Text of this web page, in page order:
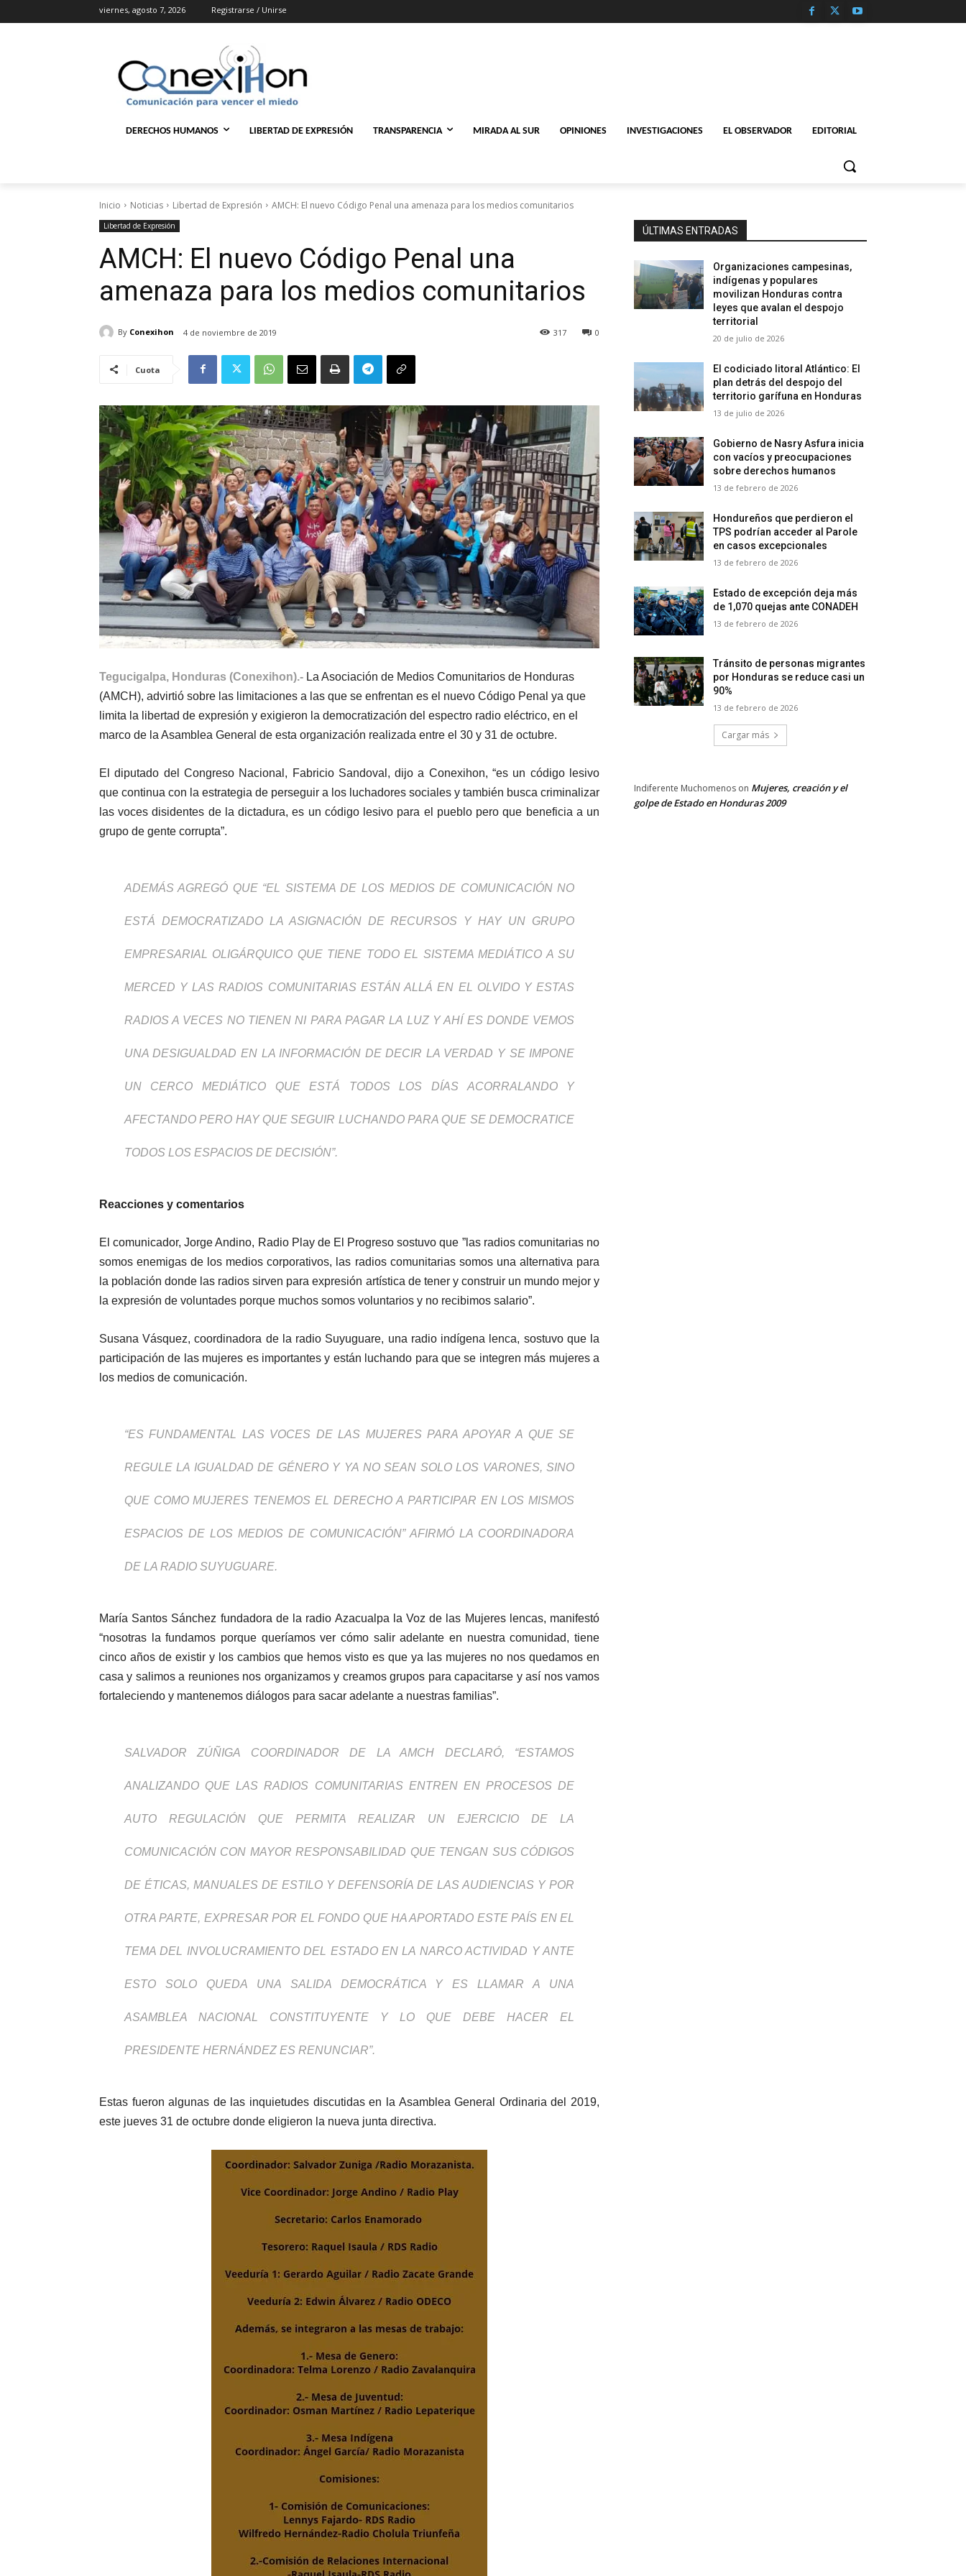
viernes, agosto 7, 2026 Registrarse / Unirse
DERECHOS HUMANOS LIBERTAD DE EXPRESIÓN TRANSPARENCIA MIRADA AL SUR OPINIONES INVESTIGACIONES EL OBSERVADOR EDITORIAL
Inicio Noticias Libertad de Expresión AMCH: El nuevo Código Penal una amenaza para los medios comunitarios
Libertad de Expresión
AMCH: El nuevo Código Penal una
amenaza para los medios comunitarios
By Conexihon 4 de noviembre de 2019 0
317
Cuota
Tegucigalpa, Honduras (Conexihon).- La Asociación de Medios Comunitarios de Honduras
(AMCH), advirtió sobre las limitaciones a las que se enfrentan es el nuevo Código Penal ya que
limita la libertad de expresión y exigieron la democratización del espectro radio eléctrico, en el
marco de la Asamblea General de esta organización realizada entre el 30 y 31 de octubre.
El diputado del Congreso Nacional, Fabricio Sandoval, dijo a Conexihon, “es un código lesivo
que continua con la estrategia de perseguir a los luchadores sociales y también busca criminalizar
las voces disidentes de la dictadura, es un código lesivo para el pueblo pero que beneficia a un
grupo de gente corrupta”.
ADEMÁS AGREGÓ QUE “EL SISTEMA DE LOS MEDIOS DE COMUNICACIÓN NO
ESTÁ DEMOCRATIZADO LA ASIGNACIÓN DE RECURSOS Y HAY UN GRUPO
EMPRESARIAL OLIGÁRQUICO QUE TIENE TODO EL SISTEMA MEDIÁTICO A SU
MERCED Y LAS RADIOS COMUNITARIAS ESTÁN ALLÁ EN EL OLVIDO Y ESTAS
RADIOS A VECES NO TIENEN NI PARA PAGAR LA LUZ Y AHÍ ES DONDE VEMOS
UNA DESIGUALDAD EN LA INFORMACIÓN DE DECIR LA VERDAD Y SE IMPONE
UN CERCO MEDIÁTICO QUE ESTÁ TODOS LOS DÍAS ACORRALANDO Y
AFECTANDO PERO HAY QUE SEGUIR LUCHANDO PARA QUE SE DEMOCRATICE
TODOS LOS ESPACIOS DE DECISIÓN”.
Reacciones y comentarios
El comunicador, Jorge Andino, Radio Play de El Progreso sostuvo que ”las radios comunitarias no
somos enemigas de los medios corporativos, las radios comunitarias somos una alternativa para
la población donde las radios sirven para expresión artística de tener y construir un mundo mejor y
la expresión de voluntades porque muchos somos voluntarios y no recibimos salario”.
Susana Vásquez, coordinadora de la radio Suyuguare, una radio indígena lenca, sostuvo que la
participación de las mujeres es importantes y están luchando para que se integren más mujeres a
los medios de comunicación.
“ES FUNDAMENTAL LAS VOCES DE LAS MUJERES PARA APOYAR A QUE SE
REGULE LA IGUALDAD DE GÉNERO Y YA NO SEAN SOLO LOS VARONES, SINO
QUE COMO MUJERES TENEMOS EL DERECHO A PARTICIPAR EN LOS MISMOS
ESPACIOS DE LOS MEDIOS DE COMUNICACIÓN” AFIRMÓ LA COORDINADORA
DE LA RADIO SUYUGUARE.
María Santos Sánchez fundadora de la radio Azacualpa la Voz de las Mujeres lencas, manifestó
“nosotras la fundamos porque queríamos ver cómo salir adelante en nuestra comunidad, tiene
cinco años de existir y los cambios que hemos visto es que ya las mujeres no nos quedamos en
casa y salimos a reuniones nos organizamos y creamos grupos para capacitarse y así nos vamos
fortaleciendo y mantenemos diálogos para sacar adelante a nuestras familias”.
SALVADOR ZÚÑIGA COORDINADOR DE LA AMCH DECLARÓ, “ESTAMOS
ANALIZANDO QUE LAS RADIOS COMUNITARIAS ENTREN EN PROCESOS DE
AUTO REGULACIÓN QUE PERMITA REALIZAR UN EJERCICIO DE LA
COMUNICACIÓN CON MAYOR RESPONSABILIDAD QUE TENGAN SUS CÓDIGOS
DE ÉTICAS, MANUALES DE ESTILO Y DEFENSORÍA DE LAS AUDIENCIAS Y POR
OTRA PARTE, EXPRESAR POR EL FONDO QUE HA APORTADO ESTE PAÍS EN EL
TEMA DEL INVOLUCRAMIENTO DEL ESTADO EN LA NARCO ACTIVIDAD Y ANTE
ESTO SOLO QUEDA UNA SALIDA DEMOCRÁTICA Y ES LLAMAR A UNA
ASAMBLEA NACIONAL CONSTITUYENTE Y LO QUE DEBE HACER EL
PRESIDENTE HERNÁNDEZ ES RENUNCIAR”.
Estas fueron algunas de las inquietudes discutidas en la Asamblea General Ordinaria del 2019,
este jueves 31 de octubre donde eligieron la nueva junta directiva.
ÚLTIMAS ENTRADAS
Organizaciones campesinas,
indígenas y populares
movilizan Honduras contra
leyes que avalan el despojo
territorial
20 de julio de 2026
El codiciado litoral Atlántico: El
plan detrás del despojo del
territorio garífuna en Honduras
13 de julio de 2026
Gobierno de Nasry Asfura inicia
con vacíos y preocupaciones
sobre derechos humanos
13 de febrero de 2026
Hondureños que perdieron el
TPS podrían acceder al Parole
en casos excepcionales
13 de febrero de 2026
Estado de excepción deja más
de 1,070 quejas ante CONADEH
13 de febrero de 2026
Tránsito de personas migrantes
por Honduras se reduce casi un
90%
13 de febrero de 2026
Cargar más
Indiferente Muchomenos on Mujeres, creación y el
golpe de Estado en Honduras 2009